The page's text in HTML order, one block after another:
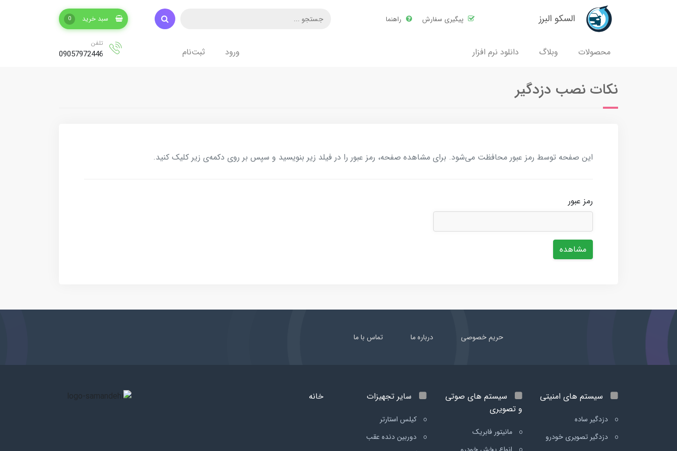
السکو البرز پیگیری سفارش راهنما سبد خرید 0
محصولات وبلاگ دانلود نرم افزار ورود ثبت‌نام
تلفن
09057972446
نکات نصب دزدگیر
این صفحه توسط رمز عبور محافظت می‌شود. برای مشاهده صفحه، رمز عبور را در فیلد زیر بنویسید و سپس بر روی دکمه‌ی زیر کلیک کنید.
رمز عبور
مشاهده
حریم خصوصی درباره ما تماس با ما
سیستم های امنیتی
دزدگیر ساده
دزدگیر تصویری خودرو
سیستم های صوتی
و تصویری
مانیتور فابریک
سایر تجهیزات
کیلس استارتر
دوربین دنده عقب
خانه